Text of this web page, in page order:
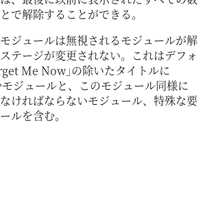
で解除することができる。
ジュールは無視されるモジュールが解
テージが変更されない。これはデフォ
Me Now｣の除いたタイトルに
ジュールと、このモジュール同様に
ければならないモジュール、特殊な要
ルを含む。